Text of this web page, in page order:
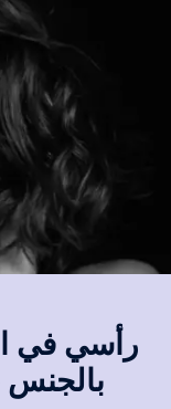
رأسي في
بالجنس